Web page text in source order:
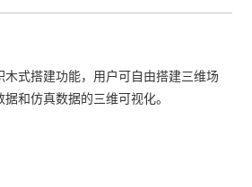
木式搭建功能，用户可自由搭建三维场
和仿真数据的三维可视化。